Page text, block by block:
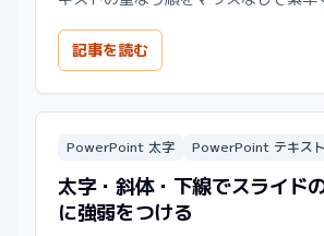
す。
記事を読む
PowerPoint 太字 PowerPoint テキス
太字・斜体・下線でスライド
に強弱をつける